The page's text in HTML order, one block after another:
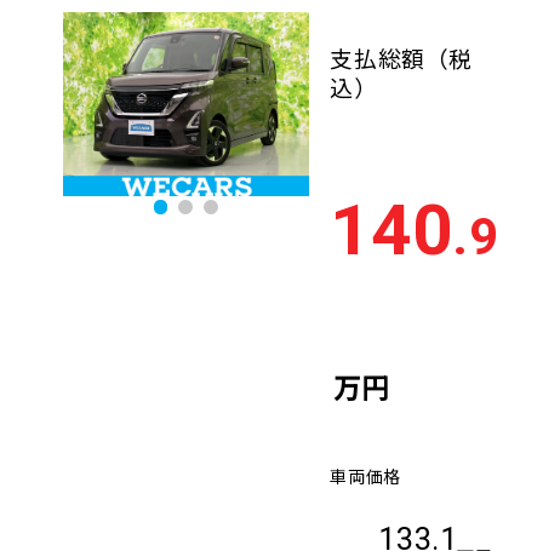
0120-733-500
年式 新しい順
走行距
離
少ない順
排気量 大きい順
支払総額 （税
込）
140.9
万円
車両価格
133.1